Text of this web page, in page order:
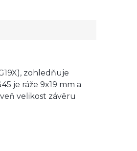
zohledňuje
je ráže 9x19 mm a
velikost závěru